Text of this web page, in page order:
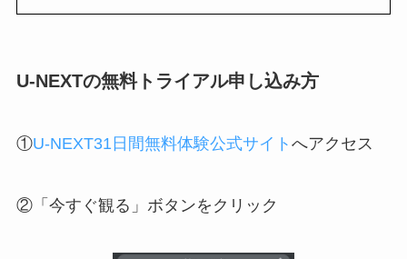
U-NEXTの無料トライアル申し込み方
①U-NEXT31日間無料体験公式サイト へアクセス
②「今すぐ観る」ボタンをクリック